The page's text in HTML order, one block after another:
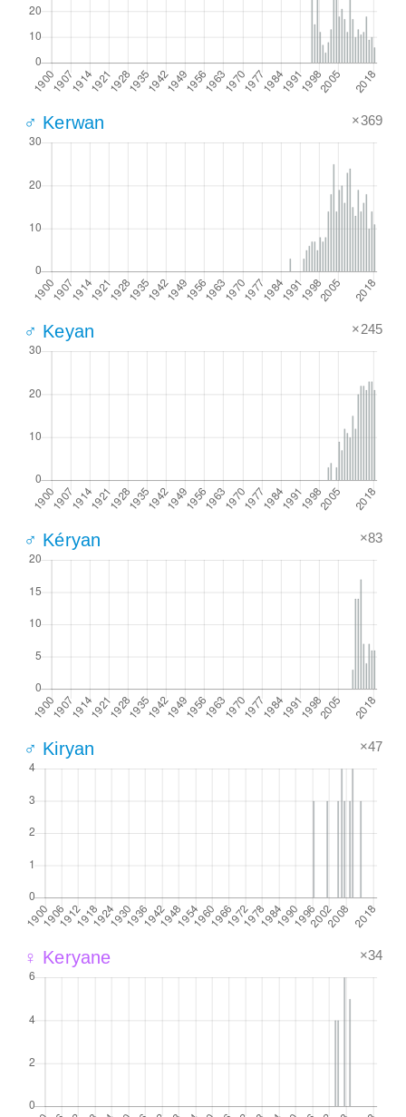
♂ Kerwan ×369
♂ Keyan ×245
♂ Kéryan ×83
♂ Kiryan ×47
♀ Keryane ×34